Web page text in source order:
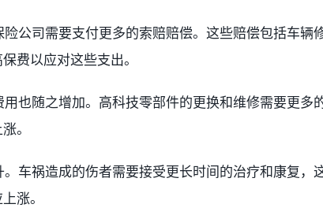
公司需要支付更多的索赔赔偿。这些赔偿包括车辆
费以应对这些支出。
也随之增加。高科技零部件的更换和维修需要更多
。
车祸造成的伤者需要接受更长时间的治疗和康复，
涨。